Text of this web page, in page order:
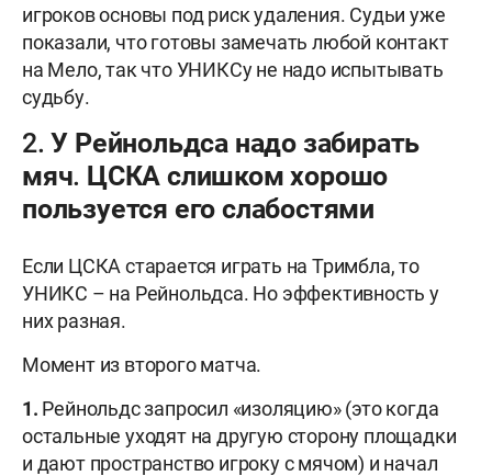
игроков основы под риск удаления. Судьи уже
показали, что готовы замечать любой контакт
на Мело, так что УНИКСу не надо испытывать
судьбу.
2. У Рейнольдса надо забирать
мяч. ЦСКА слишком хорошо
пользуется его слабостями
Если ЦСКА старается играть на Тримбла, то
УНИКС – на Рейнольдса. Но эффективность у
них разная.
Момент из второго матча.
1. Рейнольдс запросил «изоляцию» (это когда
остальные уходят на другую сторону площадки
и дают пространство игроку с мячом) и начал